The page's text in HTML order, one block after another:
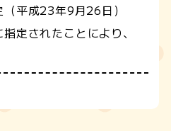
平成23年9月26日）
定されたことにより、